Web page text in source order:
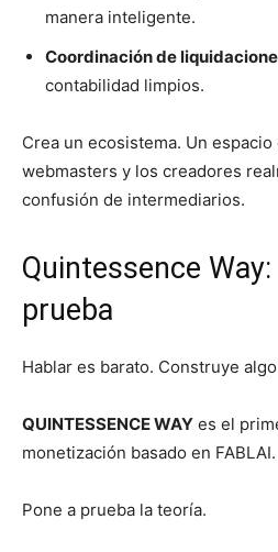
manera inteligente.
Coordinación de
contabilidad limpios.
Crea un ecosistema. Un
webmasters y los creadores
confusión de intermediarios.
Quintessence
prueba
Hablar es barato. Construye
QUINTESSENCE WAY es el
monetización basado en FABLAI.
Pone a prueba la teoría.